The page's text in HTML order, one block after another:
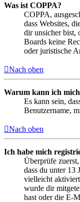
Was ist COPPA?
COPPA,
dass Websites,
dir unsicher bist,
Boards keine
oder juristische
Nach oben
Warum kann ich
Es kann sein,
Benutzername,
Nach oben
Ich habe mich
Überprüfe
dass du unter 13
vielleicht
wurde dir
hast oder die E-